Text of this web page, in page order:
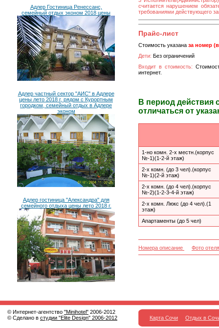
Адлер Гостиница Ренессанс,
семейный отдых эконом 2018 цены
Адлер частный сектор "АИС" в Адлере
цены лето 2018 г, рядом с Курортным
городком, семейный отдых в Адлере
эконом
Адлер гостиница "Александра" для
семейного отдыха цены лето 2018 г.
считается нарушением
требованиями действующего
Прайс-лист
Стоимость указана за номер
Дети: Без ограничений
Входит в стоимость:
интернет.
В период действия
отличаться от
1-но комн. 2-х местн.(корпус
№-1)(1-2-й этаж)
2-х комн. (до 3 чел).(корпус
№-1)(2-й этаж)
2-х комн. (до 4 чел).(корпус
№-2)(1-2-3-4-й этаж)
2-х комн. Люкс (до 4 чел).(1
этаж)
Апартаменты (до 5 чел)
Номера описание Фото отеля
© Интернет-агентство "Minihotel" 2006-2012
© Сделано в студии "Elite Design" 2006-2012 Карта Сочи Отдых в